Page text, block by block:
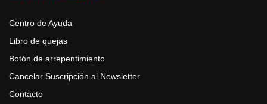
Centro de Ayuda
Libro de quejas
Botón de arrepentimiento
Cancelar Suscripción al Newsletter
Contacto